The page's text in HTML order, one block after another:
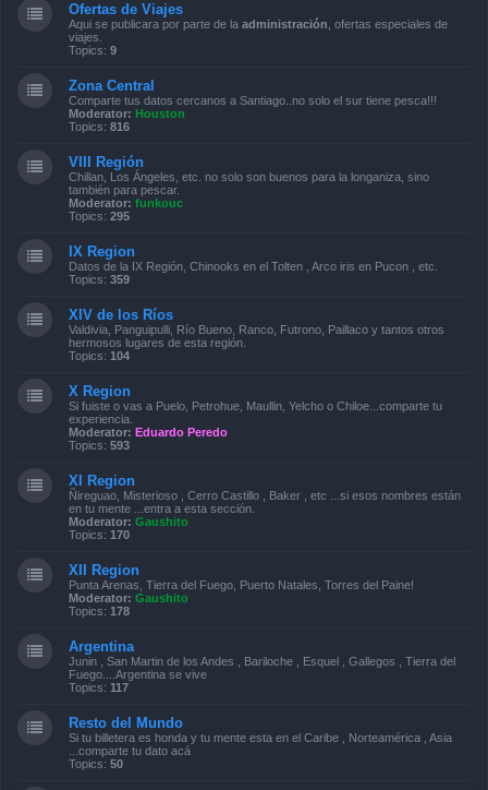
Ofertas de Viajes
Aqui se publicara por parte de la administración , ofertas especiales de
viajes.
Topics: 9
Zona Central
Comparte tus datos cercanos a Santiago..no solo el sur tiene pesca!!!
Moderator: Houston
Topics: 816
VIII Región
Chillan, Los Ángeles, etc. no solo son buenos para la longaniza, sino
también para pescar.
Moderator: funkouc
Topics: 295
IX Region
Datos de la IX Región, Chinooks en el Tolten , Arco iris en Pucon , etc.
Topics: 359
XIV de los Ríos
Valdivia, Panguipulli, Río Bueno, Ranco, Futrono, Paillaco y tantos otros
hermosos lugares de esta región.
Topics: 104
X Region
Si fuiste o vas a Puelo, Petrohue, Maullin, Yelcho o Chiloe...comparte tu
experiencia.
Moderator: Eduardo Peredo
Topics: 593
XI Region
Ñireguao, Misterioso , Cerro Castillo , Baker , etc ...si esos nombres están
en tu mente ...entra a esta sección.
Moderator: Gaushito
Topics: 170
XII Region
Punta Arenas, Tierra del Fuego, Puerto Natales, Torres del Paine!
Moderator: Gaushito
Topics: 178
Argentina
Junin , San Martin de los Andes , Bariloche , Esquel , Gallegos , Tierra del
Fuego....Argentina se vive
Topics: 117
Resto del Mundo
Si tu billetera es honda y tu mente esta en el Caribe , Norteamérica , Asia
...comparte tu dato acá
Topics: 50